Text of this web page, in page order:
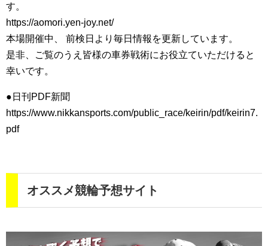
す。
https://aomori.yen-joy.net/
本場開催中、 前検日より毎日情報を更新しています。
是非、ご覧のうえ皆様の車券戦術にお役立ていただけると
幸いです。
●日刊PDF新聞
https://www.nikkansports.com/public_race/keirin/pdf/keirin7.
pdf
オススメ競輪予想サイト